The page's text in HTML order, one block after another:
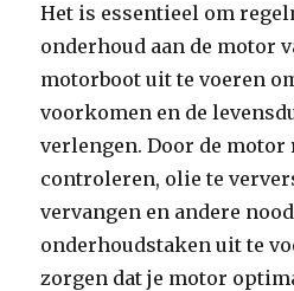
Het is essentieel om
onderhoud aan de motor
motorboot uit te voeren
voorkomen en de
verlengen. Door de motor
controleren, olie te
vervangen en andere
onderhoudstaken uit te
zorgen dat je motor